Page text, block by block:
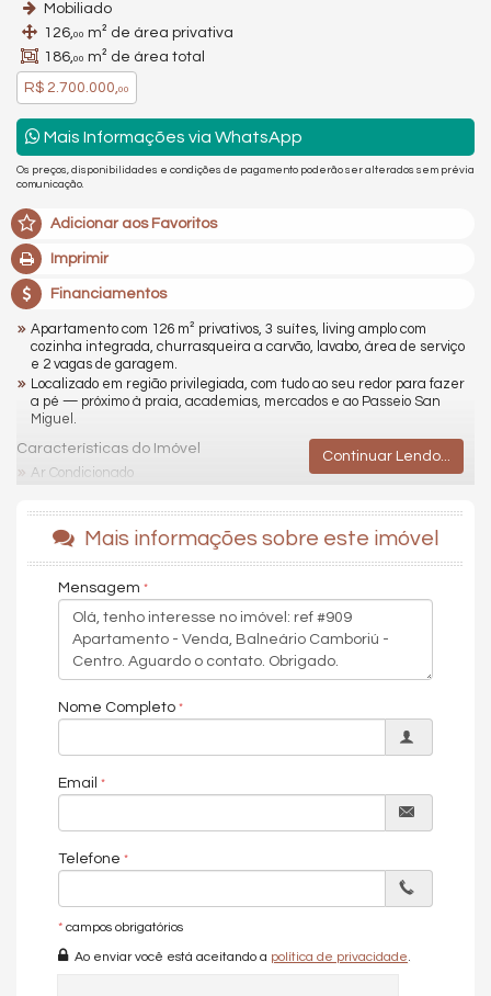
Mobiliado
126,00 m² de área privativa
186,00 m² de área total
R$ 2.700.000,00
Mais Informações via WhatsApp
Os preços, disponibilidades e condições de pagamento poderão ser alterados sem prévia
comunicação.
Adicionar aos Favoritos
Imprimir
Financiamentos
Apartamento com 126 m² privativos, 3 suítes, living amplo com
cozinha integrada, churrasqueira a carvão, lavabo, área de serviço
e 2 vagas de garagem.
Localizado em região privilegiada, com tudo ao seu redor para fazer
a pé — próximo à praia, academias, mercados e ao Passeio San
Miguel.
Características do Imóvel
Ar Condicionado
Andar Alto
Decorado
Móveis Planejados
Área de Serviço
Home Office
Continuar Lendo...
Mais informações sobre este imóvel
Mensagem
Nome Completo
Email
Telefone
* campos obrigatórios
Ao enviar você está aceitando a política de privacidade